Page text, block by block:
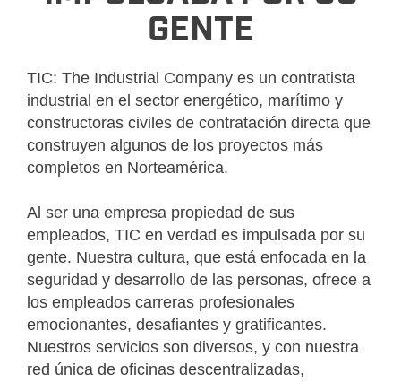
GENTE
TIC: The Industrial Company es un contratista
industrial en el sector energético, marítimo y
constructoras civiles de contratación directa que
construyen algunos de los proyectos más
completos en Norteamérica.
Al ser una empresa propiedad de sus
empleados, TIC en verdad es impulsada por su
gente. Nuestra cultura, que está enfocada en la
seguridad y desarrollo de las personas, ofrece a
los empleados carreras profesionales
emocionantes, desafiantes y gratificantes.
Nuestros servicios son diversos, y con nuestra
red única de oficinas descentralizadas,